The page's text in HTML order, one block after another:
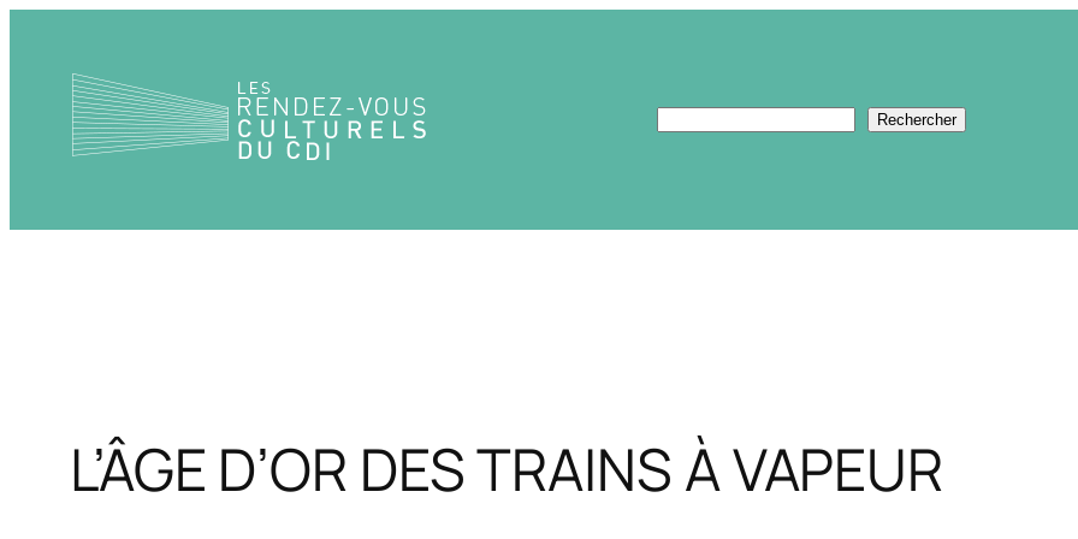
contenu
Rechercher Rechercher
L’ÂGE D’OR DES TRAINS À VAPEUR